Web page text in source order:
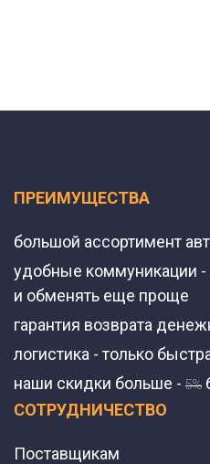
ПРЕИМУЩЕСТВА
большой ассортимент
удобные коммуникации -
и обменять еще проще
гарантия возврата
логистика - только
наши скидки больше - 5%
СОТРУДНИЧЕСТВО
Поставщикам